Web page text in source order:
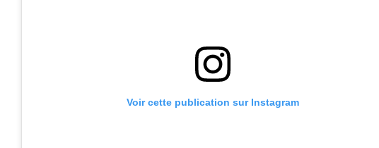
Voir cette publication sur Instagram